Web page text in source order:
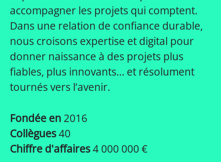
accompagner les projets qui comptent.
Dans une relation de confiance durable,
nous croisons expertise et digital pour
donner naissance à des projets plus
fiables, plus innovants… et résolument
tournés vers l’avenir.
Fondée en 2016
Collègues40
Chiffre d'affaires4 000 000 €